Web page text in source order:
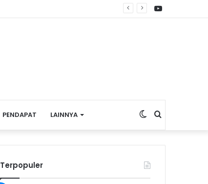
PENDAPAT LAINNYA Search
for
Switch
skin
Terpopuler